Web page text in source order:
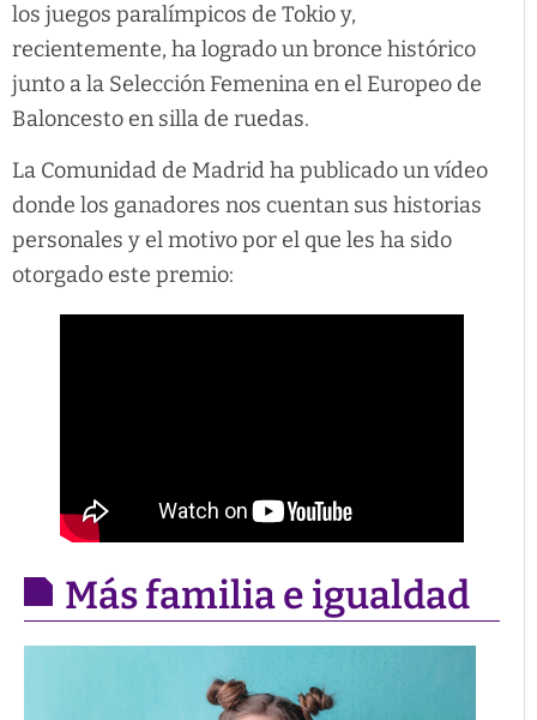
los juegos paralímpicos de Tokio y,
recientemente, ha logrado un bronce histórico
junto a la Selección Femenina en el Europeo de
Baloncesto en silla de ruedas.
La Comunidad de Madrid ha publicado un vídeo
donde los ganadores nos cuentan sus historias
personales y el motivo por el que les ha sido
otorgado este premio:
Más familia e igualdad